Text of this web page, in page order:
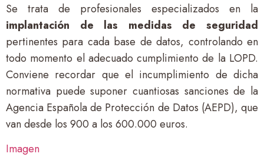
Se trata de profesionales especializados en la
implantación de las medidas de seguridad
pertinentes para cada base de datos, controlando en
todo momento el adecuado cumplimiento de la LOPD.
Conviene recordar que el incumplimiento de dicha
normativa puede suponer cuantiosas sanciones de la
Agencia Española de Protección de Datos (AEPD), que
van desde los 900 a los 600.000 euros.
Imagen